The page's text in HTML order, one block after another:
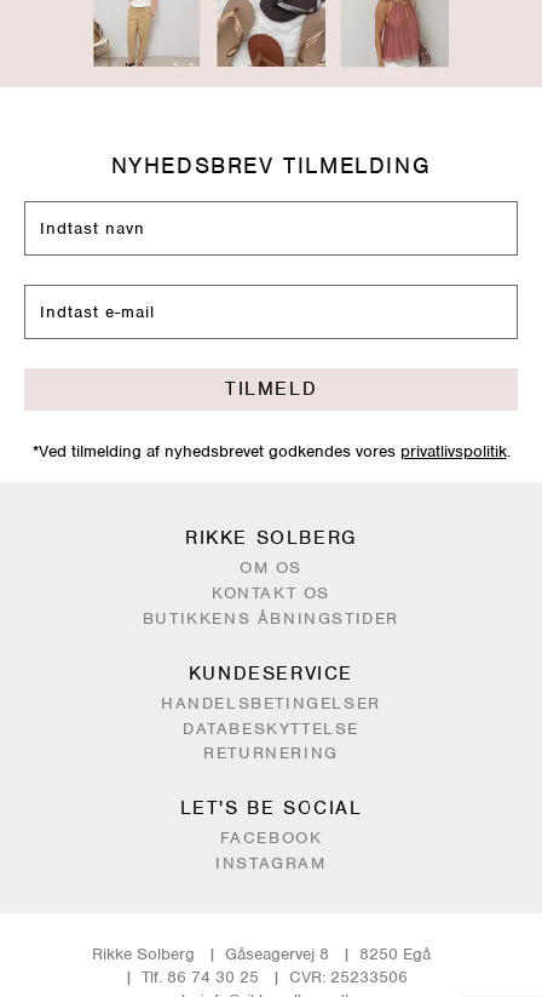
NYHEDSBREV TILMELDING
TILMELD
*Ved tilmelding af nyhedsbrevet godkendes vores privatlivspolitik.
RIKKE SOLBERG
OM OS
KONTAKT OS
BUTIKKENS ÅBNINGSTIDER
KUNDESERVICE
HANDELSBETINGELSER
DATABESKYTTELSE
RETURNERING
LET'S BE SOCIAL
FACEBOOK
INSTAGRAM
Rikke Solberg Gåseagervej 8
8250 Egå
Tlf. 86 74 30 25
CVR: 25233506